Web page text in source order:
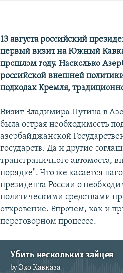
13 августа российский
первый визит на Южный
прошлом году. Насколько
российской внешней
подходах Кремля,
Визит Владимира Путина в
была острая необходимость
азербайджанской
государств. Да и другие
трансграничного автомоста,
порядке". Что же касается
президента России о
политическими средствами
откровение. Впрочем, как и
переговорном процессе.
Убить нескольких зайцев
by Эхо Кавказа